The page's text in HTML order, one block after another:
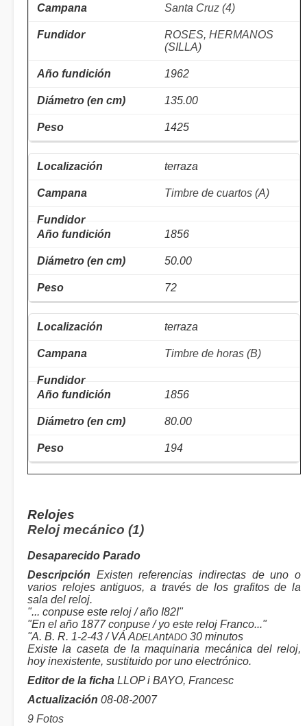
Santa Cruz (4)
ROSES, HERMANOS
(SILLA)
1962
135.00
1425
terraza
Timbre de cuartos (A)
1856
50.00
72
terraza
Timbre de horas (B)
1856
80.00
194
Relojes
Reloj mecánico (1)
Desaparecido Parado
Descripción Existen referencias indirectas de uno o
varios relojes antiguos, a través de los grafitos de la
sala del reloj.
"... conpuse este reloj / año I82I"
"En el año 1877 conpuse / yo este reloj Franco..."
"A. B. R. 1-2-43 / VÁ ADELAntADO 30 minutos
Existe la caseta de la maquinaria mecánica del reloj,
hoy inexistente, sustituido por uno electrónico.
Editor de la ficha LLOP i BAYO, Francesc
Actualización 08-08-2007
9 Fotos